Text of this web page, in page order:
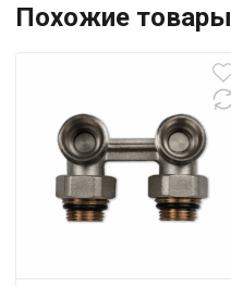
Похожие товары